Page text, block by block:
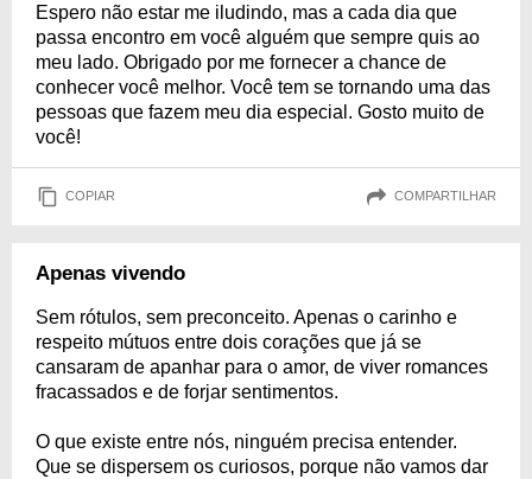
Espero não estar me iludindo, mas a cada dia que
passa encontro em você alguém que sempre quis ao
meu lado. Obrigado por me fornecer a chance de
conhecer você melhor. Você tem se tornando uma das
pessoas que fazem meu dia especial. Gosto muito de
você!
COPIAR COMPARTILHAR
Apenas vivendo
Sem rótulos, sem preconceito. Apenas o carinho e
respeito mútuos entre dois corações que já se
cansaram de apanhar para o amor, de viver romances
fracassados e de forjar sentimentos.
O que existe entre nós, ninguém precisa entender.
Que se dispersem os curiosos, porque não vamos dar